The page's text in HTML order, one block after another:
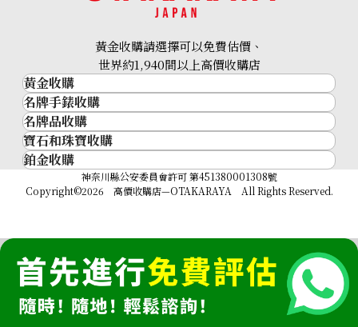
18K gold (K18) cameo
16g
參考回收價
HKD 16,656.64
黃金收購請選擇可以免費估價、
世界約1,940間以上高價收購店
黃金收購
黃金･金條
金條
金幣及銀幣
過去十年黃金價格
金飾
名牌手錶收購
名牌手錶收購
勞力士 (Rolex)
Patek Philippe
Audemars Piguet
名牌品收購
名牌品收購
HERMES
LOUIS VUITTON
CHANEL
CELINE
FENDI
Christian Dior
GUCCI
寶石和珠寶收購
寶石和珠寶
祖母綠
紅寶石
鉑金收購
神奈川縣公安委員會許可 第451380001308號
Copyright©2026 高價收購店—OTAKARAYA All Rights Reserved.